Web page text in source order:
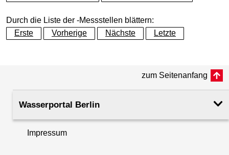
−
Durch die Liste der -Messstellen blättern:
Erste
Vorherige Nächste Letzte
zum Seitenanfang
Wasserportal Berlin
Impressum